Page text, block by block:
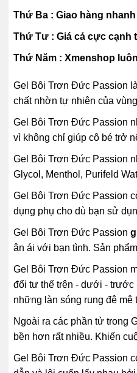
Thứ Ba : Giao hàng
Thứ Tư : Giá cả cực cạnh
Thứ Năm : Xmenshop
Gel Bôi Trơn Đức Passion
chất nhờn tự nhiên của
Gel Bôi Trơn Đức Passion
vì không chỉ giúp cô bé trở
Gel Bôi Trơn Đức Passion
Glycol, Menthol, Purifeld
Gel Bôi Trơn Đức Passion
dụng phụ cho dù bạn sử
Gel Bôi Trơn Đức Passion
ân ái với bạn tình. Sản
Gel Bôi Trơn Đức Passion
đổi tư thế trên - dưới - trước
những làn sóng rung đê
Ngoài ra các phần tử trong
bền hơn rất nhiều. Khiến
Gel Bôi Trơn Đức Passion